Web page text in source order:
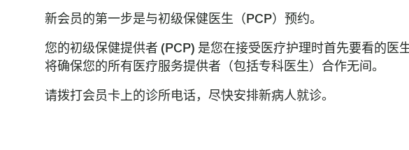
新会员的第一步是与初级保健医生（PCP）预约。
您的初级保健提供者 (PCP) 是您在接受医疗护理时首先要看的医
将确保您的所有医疗服务提供者（包括专科医生）合作无间。
请拨打会员卡上的诊所电话，尽快安排新病人就诊。